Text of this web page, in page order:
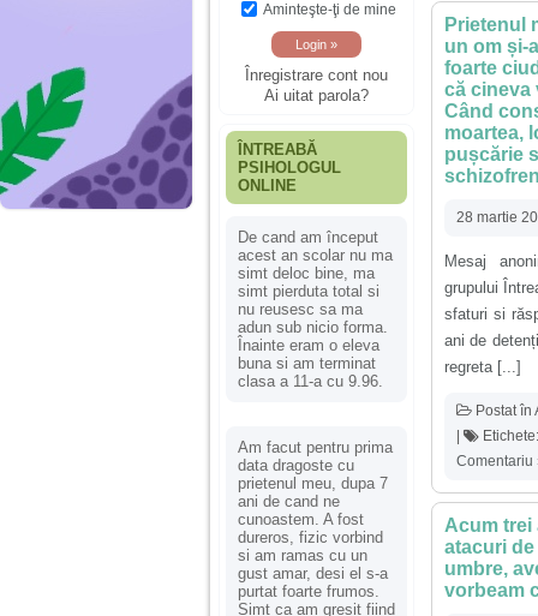
Aminteşte-ţi de mine
Înregistrare cont nou
Ai uitat parola?
ÎNTREABĂ
PSIHOLOGUL
ONLINE
De cand am început
acest an scolar nu ma
simt deloc bine, ma
simt pierduta total si
nu reusesc sa ma
adun sub nicio forma.
Înainte eram o eleva
buna si am terminat
clasa a 11-a cu 9.96.
Am facut pentru prima
data dragoste cu
prietenul meu, dupa 7
ani de cand ne
cunoastem. A fost
dureros, fizic vorbind
si am ramas cu un
gust amar, desi el s-a
purtat foarte frumos.
Simt ca am gresit fiind
Prietenul
un om și-
foarte
că cineva
Când
moartea,
pușcărie
28 martie
Mesaj
grupului
sfaturi si
ani de
regreta [...]
Postat în
|
Comentariu
Acum trei
atacuri de
umbre,
vorbeam